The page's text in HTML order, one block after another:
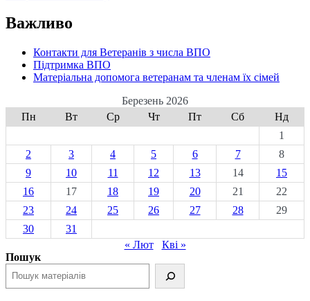
Важливо
Контакти для Ветеранів з числа ВПО
Підтримка ВПО
Матеріальна допомога ветеранам та членам їх сімей
Березень 2026
Пн
Вт Ср Чт Пт Сб
Нд
1
2
3 4 5 6 7
8
9
10 11 12 13 14
15
16
17 18 19 20 21
22
23
24 25 26 27 28
29
30
31
« Лют
Кві »
Пошук